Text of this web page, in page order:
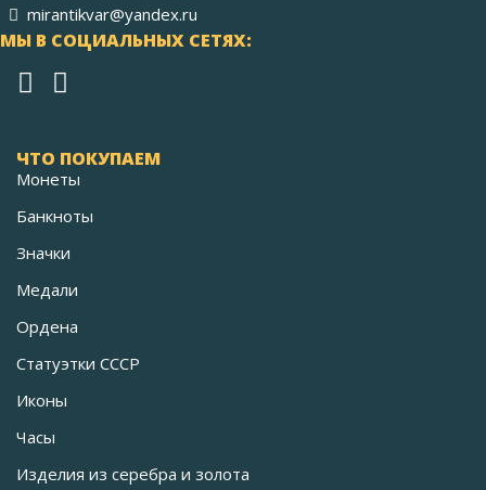
mirantikvar@yandex.ru
МЫ В СОЦИАЛЬНЫХ СЕТЯХ:
ЧТО ПОКУПАЕМ
Монеты
Банкноты
Значки
Медали
Ордена
Статуэтки СССР
Иконы
Часы
Изделия из серебра и золота